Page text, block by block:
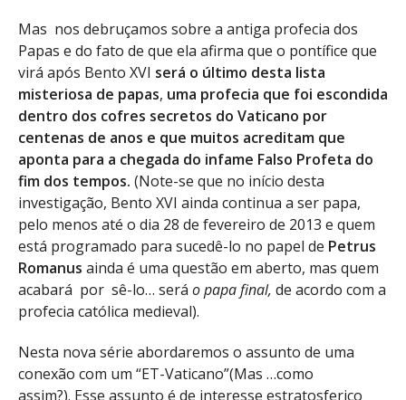
Mas nos debruçamos sobre a antiga profecia dos
Papas e do fato de que ela afirma que o pontífice que
virá após Bento XVI será o último desta lista
misteriosa de papas, uma profecia que foi escondida
dentro dos cofres secretos do Vaticano por
centenas de anos e que muitos acreditam que
aponta para a chegada do infame Falso Profeta do
fim dos tempos. (Note-se que no início desta
investigação, Bento XVI ainda continua a ser papa,
pelo menos até o dia 28 de fevereiro de 2013 e quem
está programado para sucedê-lo no papel de Petrus
Romanus ainda é uma questão em aberto, mas quem
acabará por sê-lo… será o papa final, de acordo com a
profecia católica medieval).
Nesta nova série abordaremos o assunto de uma
conexão com um “ET-Vaticano”(Mas …como
assim?). Esse assunto é de interesse estratosferico